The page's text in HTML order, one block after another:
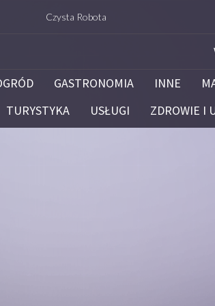
Czysta Robota Kancelaria Prawna
GASTRONOMIA INNE
TURYSTYKA USŁUGI ZDROWIE I